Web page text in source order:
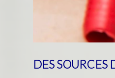
DES SOURCES